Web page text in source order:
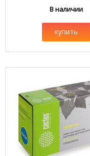
В наличии
купить